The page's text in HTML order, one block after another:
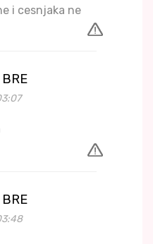
i cesnjaka ne